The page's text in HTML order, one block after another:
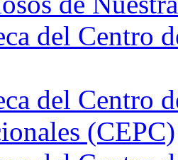
del Centro
del Centro
(CEPC)